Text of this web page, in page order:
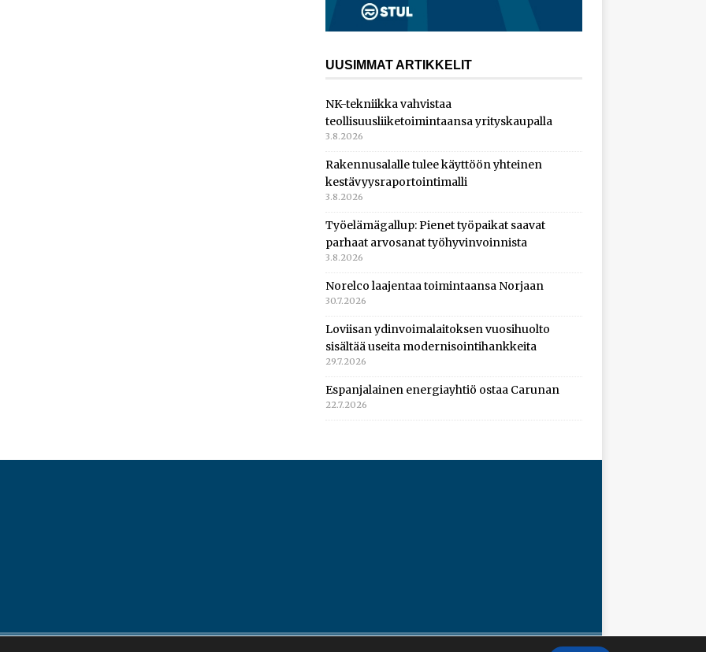
UUSIMMAT ARTIKKELIT
NK-tekniikka vahvistaa
teollisuusliiketoimintaansa yrityskaupalla
3.8.2026
Rakennusalalle tulee käyttöön yhteinen
kestävyysraportointimalli
3.8.2026
Työelämägallup: Pienet työpaikat saavat
parhaat arvosanat työhyvinvoinnista
3.8.2026
Norelco laajentaa toimintaansa Norjaan
30.7.2026
Loviisan ydinvoimalaitoksen vuosihuolto
sisältää useita modernisointihankkeita
29.7.2026
Espanjalainen energiayhtiö ostaa Carunan
22.7.2026